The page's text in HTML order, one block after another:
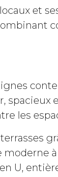
et
les
U,